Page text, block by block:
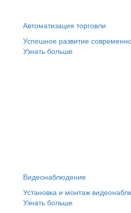
Автоматизация торговли
Успешное развитие
Узнать больше
Видеонаблюдение
Установка и монтаж
Узнать больше